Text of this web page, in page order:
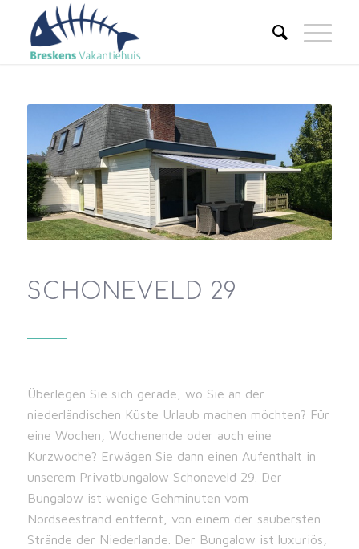
SCHONEVELD 29
Überlegen Sie sich gerade, wo Sie an der
niederländischen Küste Urlaub machen möchten? Für
eine Wochen, Wochenende oder auch eine
Kurzwoche? Erwägen Sie dann einen Aufenthalt in
unserem Privatbungalow Schoneveld 29. Der
Bungalow ist wenige Gehminuten vom
Nordseestrand entfernt, von einem der saubersten
Strände der Niederlande. Der Bungalow ist luxuriös,